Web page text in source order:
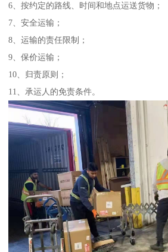
6、按约定的路线、时间和地点运送货物；
7、安全运输；
8、运输的责任限制；
9、保价运输；
10、归责原则；
11、承运人的免责条件。